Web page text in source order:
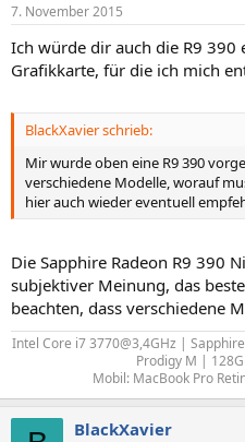
7. November 2015
Ich würde dir auch die R9 390
Grafikkarte, für die ich mich
BlackXavier schrieb:
Mir wurde oben eine R9 390
verschiedene Modelle, worauf
hier auch wieder eventuell
Die Sapphire Radeon R9 390
subjektiver Meinung, das
beachten, dass verschiedene
Intel Core i7 3770@3,4GHz |
Prodigy M |
Mobil: MacBook Pro
BlackXavier